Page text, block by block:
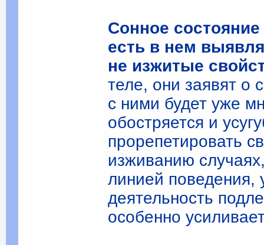
Сонное
есть в нем
не изжитые
теле, они заявят о
с ними будет уже
обостряется и
прорепетировать
изживанию
линией поведения,
деятельность
особенно